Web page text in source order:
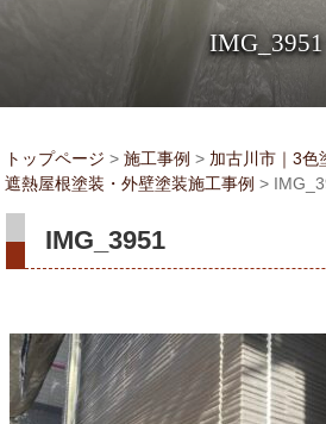
IMG_3951
トップページ > 施工事例 > 加古川市｜3色
遮熱屋根塗装・外壁塗装施工事例 >
IMG_3951